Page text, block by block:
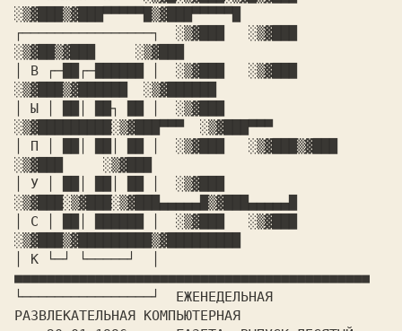
░▒▓███▒▓███▀▀▀▀▀█▒▓███▀▀▀▀▀█
┌────────────────┐  ░▒▓███   ░▒▓███
░▒▓██▒▓███     ░▒▓███
│ В ┌─██┌─██████ │  ░▒▓███   ░▒▓███
░▒▓███▒▓██████  ░▒▓██████
│ Ы │ ██│ ██┐ ██ │  ░▒▓███
░▒▓█████████░▒▓███▀▀▀  ░▒▓███▀▀▀
│ П │ ██│ ██│ ██ │  ░▒▓███   ░▒▓███▒▓███
░▒▓███     ░▒▓███
│ У │ ██│ ██│ ██ │  ░▒▓███
░▒▓███░▒▓███░▒▓███▄▄▄▄▄█▒▓███▄▄▄▄▄█
│ С │ ██│ ██████ │  ░▒▓███   ░▒▓███
░▒▓███▒▓█████████▒▓█████████
│ К └─┘ └─────┘  │
■■■■■■■■■■■■■■■■■■■■■■■■■■■■■■■■■■■■■■■■■■■■
└────────────────┘  ЕЖЕНЕДЕЛЬНАЯ
РАЗВЛЕКАТЕЛЬНАЯ КОМПЬЮТЕРНАЯ